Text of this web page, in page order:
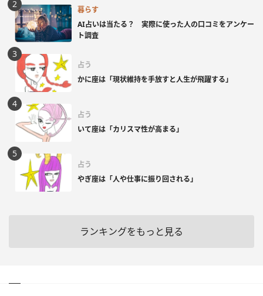
暮らす
AI占いは当たる？ 実際に使った人の口コミをアンケー
ト調査
占う
かに座は「現状維持を手放すと人生が飛躍する」
占う
いて座は「カリスマ性が高まる」
占う
やぎ座は「人や仕事に振り回される」
ランキングをもっと見る